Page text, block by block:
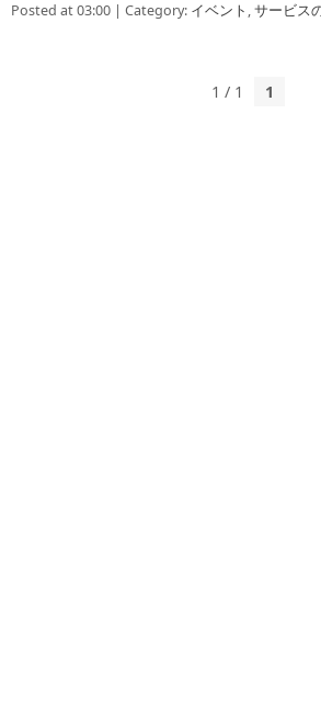
Posted at 03:00 | Category: イベント ,サービス
1 / 1 1